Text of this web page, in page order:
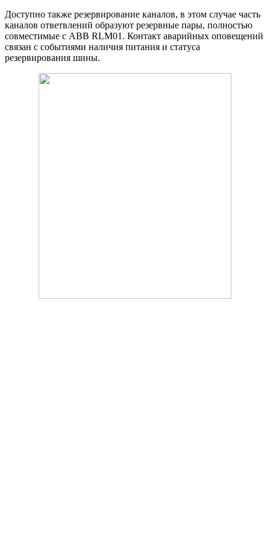
Доступно также резервирование каналов, в этом случае часть
каналов ответвлений образуют резервные пары, полностью
совместимые с ABB RLM01. Контакт аварийных оповещений
связан с событиями наличия питания и статуса
резервирования шины.